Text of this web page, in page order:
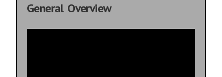
General Overview